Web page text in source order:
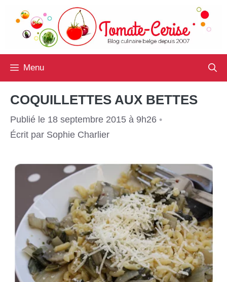
contenu
Menu
COQUILLETTES AUX BETTES
Publié le 18 septembre 2015 à 9h26 •
Écrit par Sophie Charlier